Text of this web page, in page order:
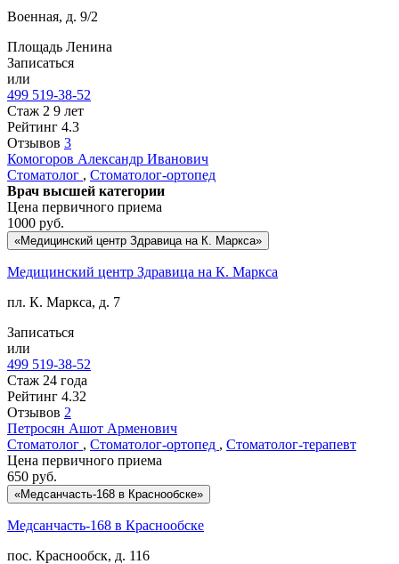
Военная, д. 9/2
Площадь Ленина
Записаться
или
499 519-38-52
Стаж 2 9 лет
Рейтинг 4.3
Отзывов 3
Комогоров Александр Иванович
Стоматолог , Стоматолог-ортопед
Врач высшей категории
Цена первичного приема
1000 руб.
«Медицинский центр Здравица на К. Маркса»
Медицинский центр Здравица на К. Маркса
пл. К. Маркса, д. 7
Записаться
или
499 519-38-52
Стаж 24 года
Рейтинг 4.32
Отзывов 2
Петросян Ашот Арменович
Стоматолог , Стоматолог-ортопед , Стоматолог-терапевт
Цена первичного приема
650 руб.
«Медсанчасть-168 в Краснообске»
Медсанчасть-168 в Краснообске
пос. Краснообск, д. 116